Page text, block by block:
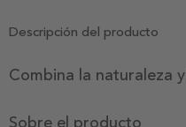
Descripción del producto
Combina la naturaleza
Sobre el producto